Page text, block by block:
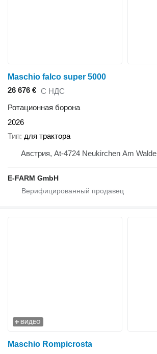
Maschio falco super 5000
26 676 € С НДС
Ротационная борона
2026
Тип для трактора
Австрия, At-4724 Neukirchen Am Walde
E-FARM GmbH
ВИДЕО
Maschio Rompicrosta